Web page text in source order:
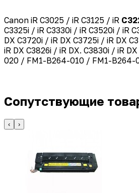
Canon iR C3025 / iR C3125 / iR C
C3325i / iR C3330i / iR C3520i / iR
DX C3720i / iR DX C3725i / iR DX
iR DX C3826i / iR DX. C3830i / iR
020 / FM1-B264-010 / FM1-B264-
Сопутствующие
‹ ›